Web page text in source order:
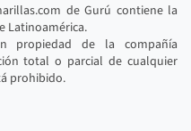
de Gurú contiene la
Latinoamérica.
propiedad de la compañía
total o parcial de cualquier
prohibido.